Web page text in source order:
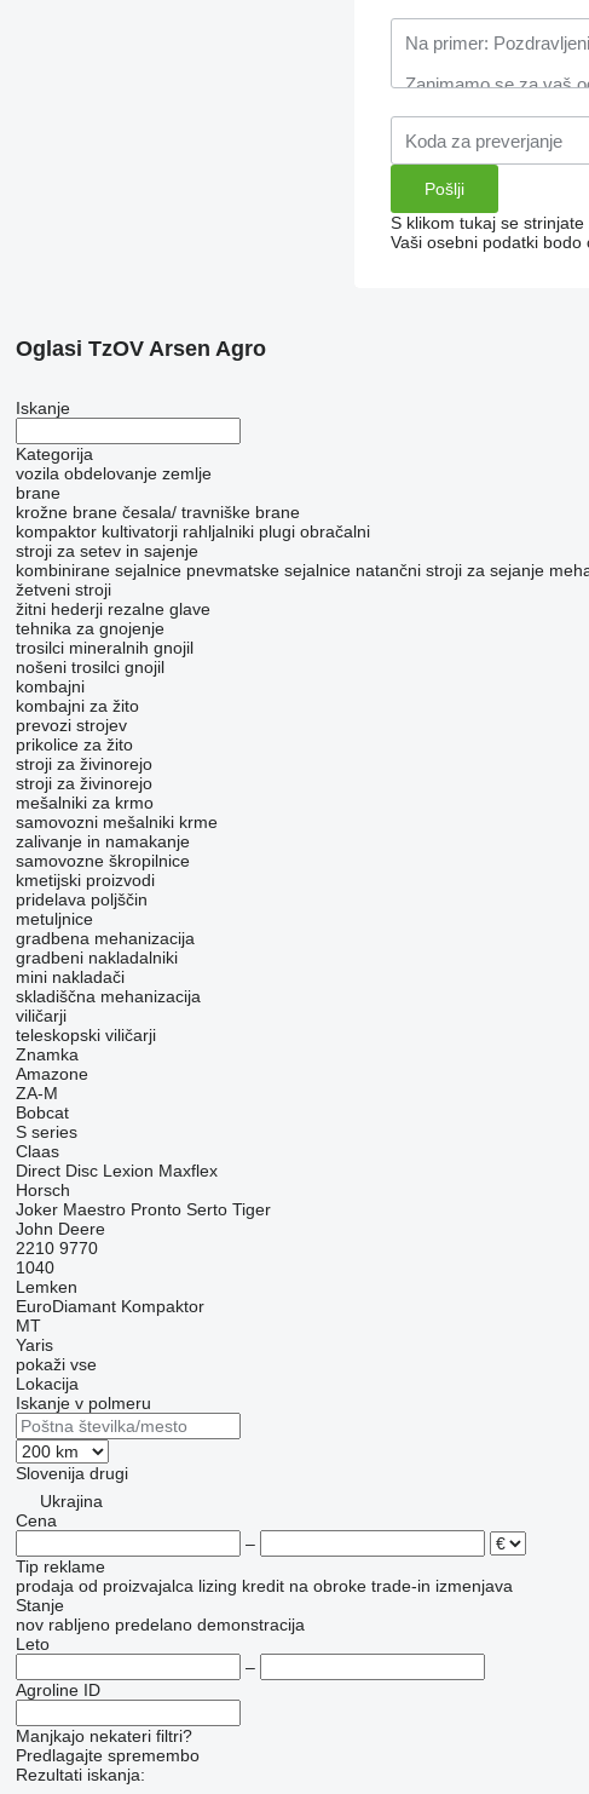
S klikom tukaj se strinjate
Vaši osebni podatki
Oglasi TzOV Arsen Agro
Iskanje
Kategorija
vozila obdelovanje zemlje
brane
krožne brane česala/ travniške brane
kompaktor kultivatorji rahljalniki plugi obračalni
stroji za setev in sajenje
kombinirane sejalnice pnevmatske sejalnice natančni stroji za sejanje
žetveni stroji
žitni hederji rezalne glave
tehnika za gnojenje
trosilci mineralnih gnojil
nošeni trosilci gnojil
kombajni
kombajni za žito
prevozi strojev
prikolice za žito
stroji za živinorejo
stroji za živinorejo
mešalniki za krmo
samovozni mešalniki krme
zalivanje in namakanje
samovozne škropilnice
kmetijski proizvodi
pridelava poljščin
metuljnice
gradbena mehanizacija
gradbeni nakladalniki
mini nakladači
skladiščna mehanizacija
viličarji
teleskopski viličarji
Znamka
Amazone
ZA-M
Bobcat
S series
Claas
Direct Disc Lexion Maxflex
Horsch
Joker Maestro Pronto Serto Tiger
John Deere
2210 9770
1040
Lemken
EuroDiamant Kompaktor
MT
Yaris
pokaži vse
Lokacija
Iskanje v polmeru
Slovenija drugi
Ukrajina
Cena
–
Tip reklame
prodaja od proizvajalca lizing kredit na obroke trade-in izmenjava
Stanje
nov rabljeno predelano demonstracija
Leto
–
Agroline ID
Manjkajo nekateri filtri?
Predlagajte spremembo
Rezultati iskanja: